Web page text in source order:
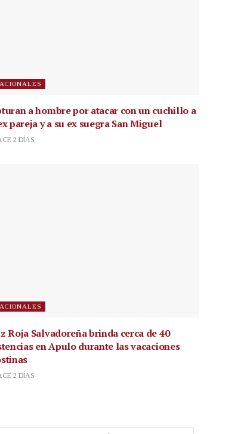
a hombre por atacar con un cuchillo a
pareja y a su ex suegra San Miguel
2 DÍAS
Roja Salvadoreña brinda cerca de 40
en Apulo durante las vacaciones
2 DÍAS